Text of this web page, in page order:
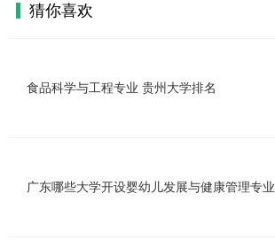
猜你喜欢
食品科学与工程专业 贵州大学排名
广东哪些大学开设婴幼儿发展与健康管理专业